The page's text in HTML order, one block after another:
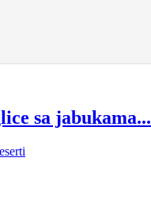
sa jabukama...